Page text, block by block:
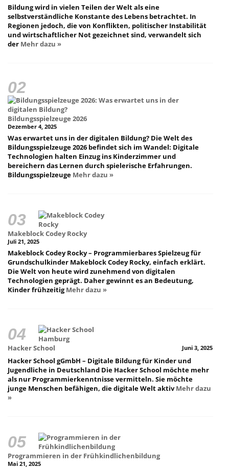
Bildung wird in vielen Teilen der Welt als eine
selbstverständliche Konstante des Lebens betrachtet. In
Regionen jedoch, die von Konflikten, politischer Instabilität
und wirtschaftlicher Not gezeichnet sind, verwandelt sich
der Mehr dazu »
Bildungsspielzeuge 2026
Dezember 4, 2025
Was erwartet uns in der digitalen Bildung? Die Welt des
Bildungsspielzeuge 2026 befindet sich im Wandel: Digitale
Technologien halten Einzug ins Kinderzimmer und
bereichern das Lernen durch spielerische Erfahrungen.
Bildungsspielzeuge Mehr dazu »
Makeblock Codey Rocky
Juli 21, 2025
Makeblock Codey Rocky – Programmierbares Spielzeug für
Grundschulkinder Makeblock Codey Rocky, einfach erklärt.
Die Welt von heute wird zunehmend von digitalen
Technologien geprägt. Daher gewinnt es an Bedeutung,
Kinder frühzeitigMehr dazu »
Hacker School Juni 3, 2025
Hacker School gGmbH – Digitale Bildung für Kinder und
Jugendliche in Deutschland Die Hacker School möchte mehr
als nur Programmierkenntnisse vermitteln. Sie möchte
junge Menschen befähigen, die digitale Welt aktivMehr dazu
»
Programmieren in der Frühkindlichenbildung
Mai 21, 2025